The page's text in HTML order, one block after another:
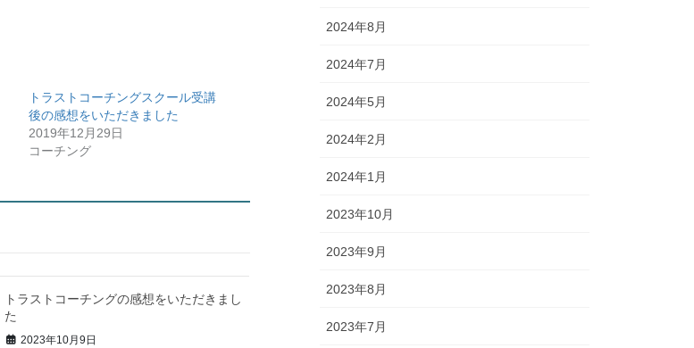
トラストコーチングスクール受講
後の感想をいただきました
2019年12月29日
コーチング
トラストコーチングの感想をいただきまし
た
2023年10月9日
2024年8月
2024年7月
2024年5月
2024年2月
2024年1月
2023年10月
2023年9月
2023年8月
2023年7月